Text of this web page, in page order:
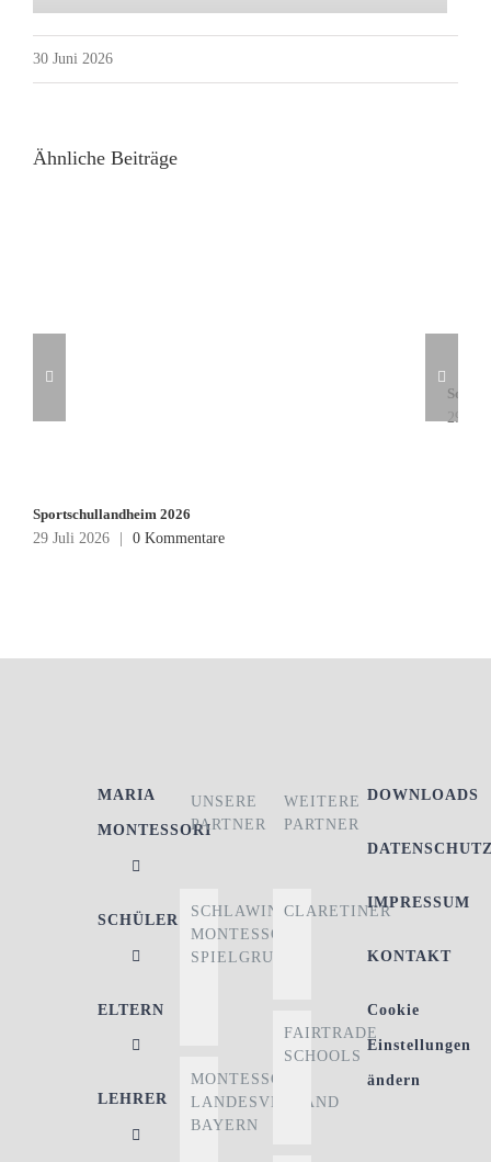
30 Juni 2026
Ähnliche Beiträge
Sportschullandheim 2026
29 Juli 2026
| 0 Kommentare
29
MARIA
MONTESSORI
SCHÜLER
ELTERN
LEHRER
UNSERE
PARTNER
SCHLAWINER
MONTESSORI-
SPIELGRUPPE
MONTESSORI
LANDESVERBAND
BAYERN
WEITERE
PARTNER
CLARETINER
FAIRTRADE
SCHOOLS
DOWNLOADS
IMPRESSUM
KONTAKT
Cookie
Einstellungen
ändern